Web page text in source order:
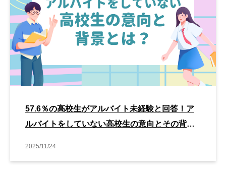
57.6％の高校生がアルバイト未経験と回答！ア
ルバイトをしていない高校生の意向とその背景
2025/11/24